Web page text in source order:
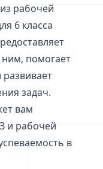
рабочей
6 класса
помогает
задач.
вам
и рабочей
в